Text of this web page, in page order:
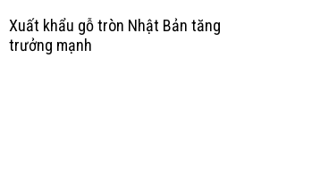
Xuất khẩu gỗ tròn Nhật Bản tăng
trưởng mạnh